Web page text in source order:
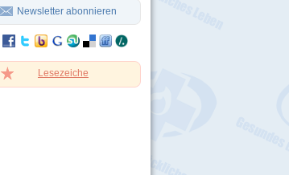
Newsletter abonnieren
Lesezeiche